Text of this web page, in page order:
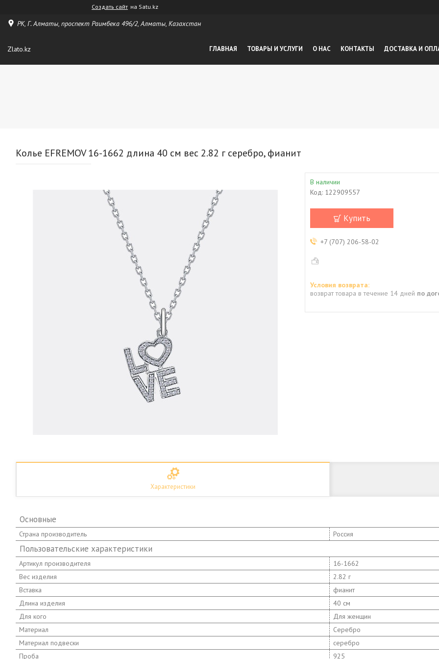
Создать сайт на Satu.kz
РК, Г. Алматы, проспект Раимбека 496/2, Алматы, Казахстан
Zlato.kz ГЛАВНАЯ ТОВАРЫ И УСЛУГИ О НАС КОНТАКТЫ ДОСТАВКА И
Колье EFREMOV 16-1662 длина 40 см вес 2.82 г серебро, фианит
В наличии
Код: 122909557
Купить
+7 (707) 206-58-02
возврат товара в течение 14 дней по
Характеристики
Основные
Страна производитель Россия
Пользовательские характеристики
Артикул производителя
16-1662
Вес изделия
2.82 г
Вставка
фианит
Длина изделия
40 см
Для кого
Для женщин
Материал
Серебро
Материал подвески
серебро
Проба
925